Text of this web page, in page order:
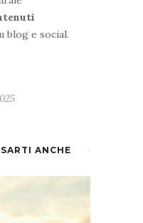
blog e social.
ANCHE